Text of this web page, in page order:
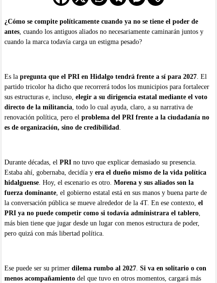
¿Cómo se compite políticamente cuando ya no se tiene el poder de
antes, cuando los antiguos aliados no necesariamente caminarán juntos y
cuando la marca todavía carga un estigma pesado?
Es la pregunta que el PRI en Hidalgo tendrá frente a sí para 2027. El
partido tricolor ha dicho que recorrerá todos los municipios para fortalecer
sus estructuras e, incluso, elegir a su dirigencia estatal mediante el voto
directo de la militancia, todo lo cual ayuda, claro, a su narrativa de
renovación política, pero el problema del PRI frente a la ciudadanía no
es de organización, sino de credibilidad
Durante décadas, el PRI no tuvo que explicar demasiado su presencia.
Estaba ahí, gobernaba, decidía y era el dueño mismo de la vida política
hidalguense. Hoy, el escenario es otro. Morena y sus aliados son la
fuerza dominante, el gobierno estatal está en sus manos y buena parte de
la conversación pública se mueve alrededor de la 4T. En ese contexto, el
PRI ya no puede competir como si todavía administrara el tablero,
más bien tiene que jugar desde un lugar con menos estructura de poder,
pero quizá con más libertad política.
Ese puede ser su primer dilema rumbo al 2027. Si va en solitario o con
menos acompañamientodel que tuvo en otros momentos, cargará más